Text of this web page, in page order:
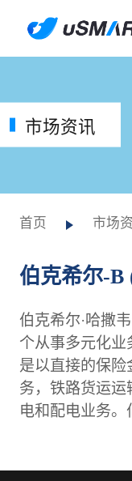
市场资讯
首页 市场
伯克希尔-B
伯克希尔·哈撒
个从事多元化业
是以直接的保险
务，铁路货运运
电和配电业务。